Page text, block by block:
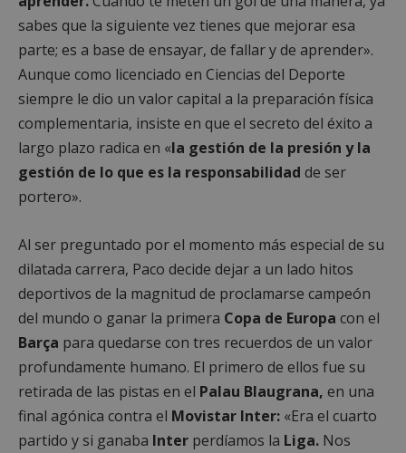
sabes que la siguiente vez tienes que mejorar esa
parte; es a base de ensayar, de fallar y de aprender».
Aunque como licenciado en Ciencias del Deporte
siempre le dio un valor capital a la preparación física
complementaria, insiste en que el secreto del éxito a
largo plazo radica en «la gestión de la presión y la
gestión de lo que es la responsabilidad de ser
portero».
Al ser preguntado por el momento más especial de su
dilatada carrera, Paco decide dejar a un lado hitos
deportivos de la magnitud de proclamarse campeón
del mundo o ganar la primera Copa de Europa con el
Barça para quedarse con tres recuerdos de un valor
profundamente humano. El primero de ellos fue su
retirada de las pistas en el Palau Blaugrana, en una
final agónica contra el Movistar Inter: «Era el cuarto
partido y si ganaba Inter perdíamos la Liga. Nos